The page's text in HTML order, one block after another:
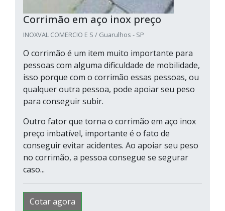
Corrimão em aço inox preço
INOXVAL COMERCIO E S / Guarulhos - SP
O corrimão é um item muito importante para
pessoas com alguma dificuldade de mobilidade,
isso porque com o corrimão essas pessoas, ou
qualquer outra pessoa, pode apoiar seu peso
para conseguir subir.
Outro fator que torna o corrimão em aço inox
preço imbatível, importante é o fato de
conseguir evitar acidentes. Ao apoiar seu peso
no corrimão, a pessoa consegue se segurar
caso...
Cotar agora